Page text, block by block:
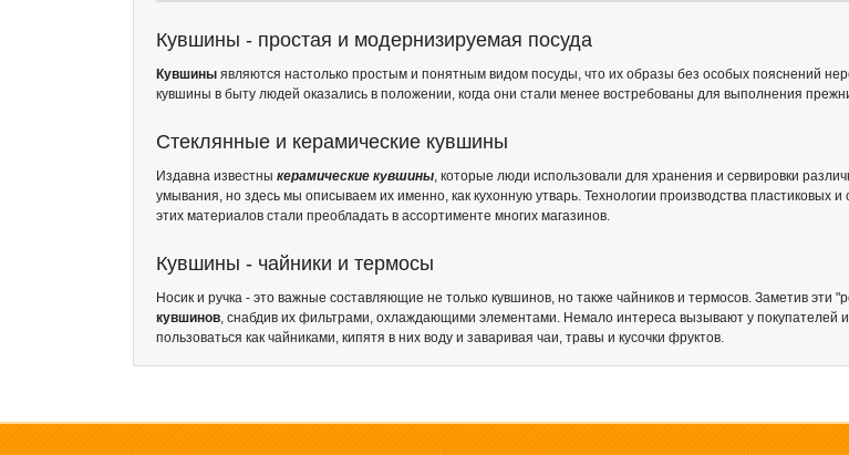
Кувшины - простая и модернизируемая посуда
Кувшины являются настолько простым и понятным видом посуды, что их образы без особых пояснений
кувшины в быту людей оказались в положении, когда они стали менее востребованы для выполнения
Стеклянные и керамические кувшины
Издавна известны керамические кувшины, которые люди использовали для хранения и сервировки
умывания, но здесь мы описываем их именно, как кухонную утварь. Технологии производства пластиковых
этих материалов стали преобладать в ассортименте многих магазинов.
Кувшины - чайники и термосы
Носик и ручка - это важные составляющие не только кувшинов, но также чайников и термосов. Заметив
кувшинов, снабдив их фильтрами, охлаждающими элементами. Немало интереса вызывают у покупателей
пользоваться как чайниками, кипятя в них воду и заваривая чаи, травы и кусочки фруктов.